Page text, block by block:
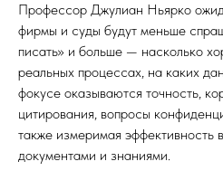
Профессор Джулиан Ньярко
фирмы и суды будут меньше
писать» и больше — насколько
реальных процессах, на каких
фокусе оказываются точность,
цитирования, вопросы
также измеримая эффективность
документами и знаниями.